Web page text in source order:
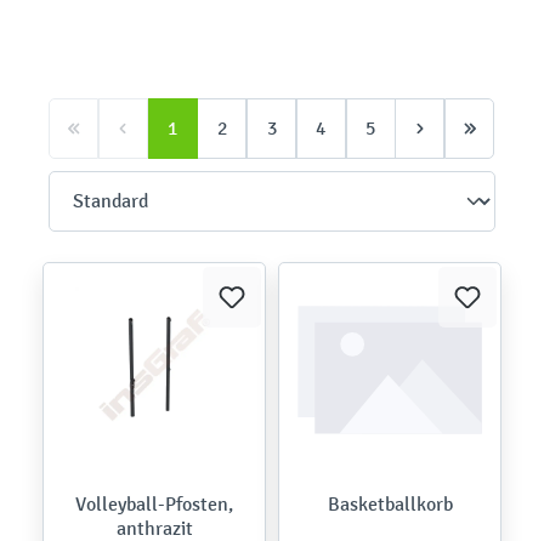
1 2 3 4 5
Volleyball-Pfosten,
anthrazit
Basketballkorb